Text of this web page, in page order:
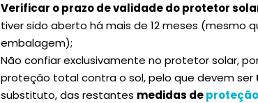
Verificar o prazo de validade do protetor
tiver sido aberto há mais de 12 meses (mesmo
embalagem);
Não confiar exclusivamente no protetor solar,
proteção total contra o sol, pelo que devem ser
substituto, das restantes medidas de